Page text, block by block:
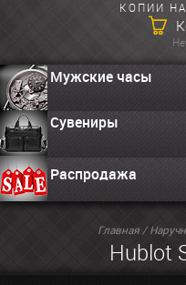
КОПИИ
Мужские часы
Сувениры
Распродажа
Главная/
Hublot